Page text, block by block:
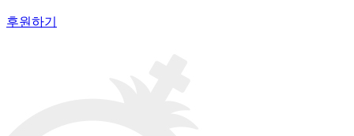
후원하기